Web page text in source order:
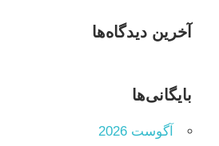
آخرین دیدگاه‌ها
بایگانی‌ها
آگوست 2026